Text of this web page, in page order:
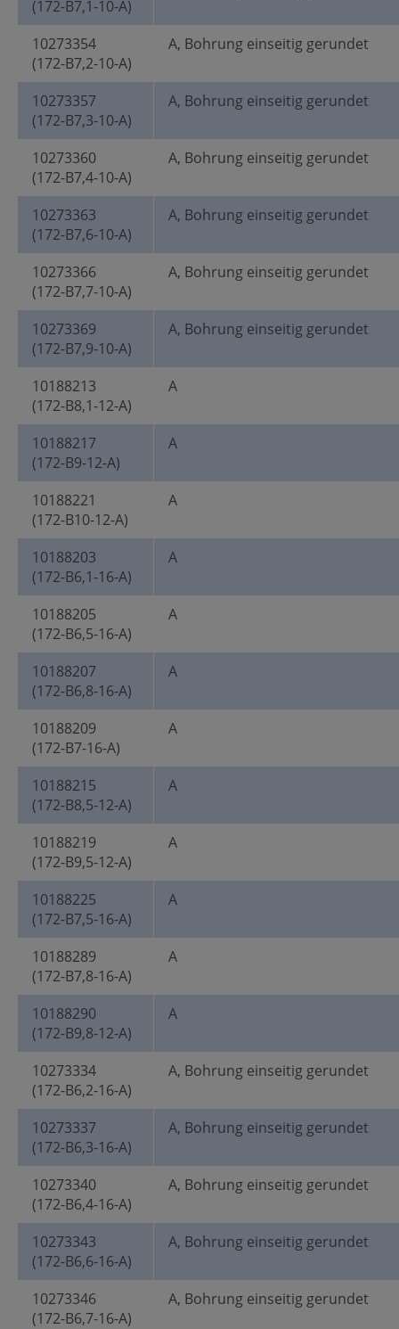
(172-B7,1-10-A)
10273354
(172-B7,2-10-A)
A, Bohrung einseitig gerundet
10273357
(172-B7,3-10-A)
A, Bohrung einseitig gerundet
10273360
(172-B7,4-10-A)
A, Bohrung einseitig gerundet
10273363
(172-B7,6-10-A)
A, Bohrung einseitig gerundet
10273366
(172-B7,7-10-A)
A, Bohrung einseitig gerundet
10273369
(172-B7,9-10-A)
A, Bohrung einseitig gerundet
10188213
(172-B8,1-12-A)
A
10188217
(172-B9-12-A)
A
10188221
(172-B10-12-A)
A
10188203
(172-B6,1-16-A)
A
10188205
(172-B6,5-16-A)
A
10188207
(172-B6,8-16-A)
A
10188209
(172-B7-16-A)
A
10188215
(172-B8,5-12-A)
A
10188219
(172-B9,5-12-A)
A
10188225
(172-B7,5-16-A)
A
10188289
(172-B7,8-16-A)
A
10188290
(172-B9,8-12-A)
A
10273334
(172-B6,2-16-A)
A, Bohrung einseitig gerundet
10273337
(172-B6,3-16-A)
A, Bohrung einseitig gerundet
10273340
(172-B6,4-16-A)
A, Bohrung einseitig gerundet
10273343
(172-B6,6-16-A)
A, Bohrung einseitig gerundet
10273346
(172-B6,7-16-A)
A, Bohrung einseitig gerundet